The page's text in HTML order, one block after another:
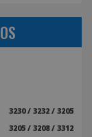
3230 / 3232 / 3205
3205 / 3208 / 3312